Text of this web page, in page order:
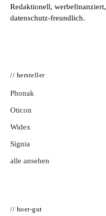
Redaktionell, werbefinanziert,
datenschutz-freundlich.
// hersteller
Phonak
Oticon
Widex
Signia
alle ansehen
// hoer-gut